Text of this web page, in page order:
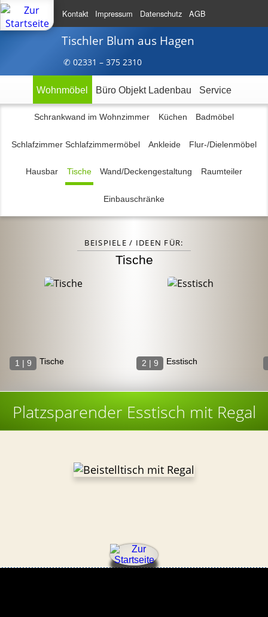
Kontakt Impressum Datenschutz AGB
Tischler Blum aus Hagen
✆ 02331 – 375 2310
Wohnmöbel Büro Objekt Ladenbau Service
Schrankwand im Wohnzimmer Küchen Badmöbel
Schlafzimmer Schlafzimmermöbel Ankleide Flur-/Dielenmöbel
Hausbar Tische Wand/Deckengestaltung Raumteiler
Einbauschränke
BEISPIELE / IDEEN FÜR:
Tische
1 | 9 Tische 2 | 9 Esstisch
Platzsparender Esstisch mit Regal